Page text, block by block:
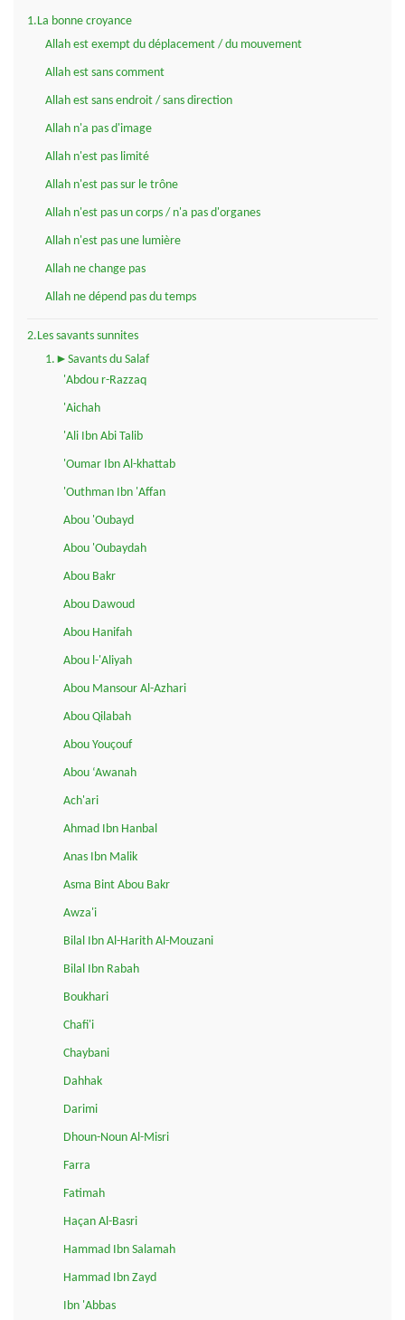
1.La bonne croyance
Allah est exempt du déplacement / du mouvement
Allah est sans comment
Allah est sans endroit / sans direction
Allah n'a pas d'image
Allah n'est pas limité
Allah n'est pas sur le trône
Allah n'est pas un corps / n'a pas d'organes
Allah n'est pas une lumière
Allah ne change pas
Allah ne dépend pas du temps
2.Les savants sunnites
1.►Savants du Salaf
'Abdou r-Razzaq
'Aichah
'Ali Ibn Abi Talib
'Oumar Ibn Al-khattab
'Outhman Ibn 'Affan
Abou 'Oubayd
Abou 'Oubaydah
Abou Bakr
Abou Dawoud
Abou Hanifah
Abou l-'Aliyah
Abou Mansour Al-Azhari
Abou Qilabah
Abou Youçouf
Abou ‘Awanah
Ach'ari
Ahmad Ibn Hanbal
Anas Ibn Malik
Asma Bint Abou Bakr
Awza'i
Bilal Ibn Al-Harith Al-Mouzani
Bilal Ibn Rabah
Boukhari
Chafi'i
Chaybani
Dahhak
Darimi
Dhoun-Noun Al-Misri
Farra
Fatimah
Haçan Al-Basri
Hammad Ibn Salamah
Hammad Ibn Zayd
Ibn 'Abbas